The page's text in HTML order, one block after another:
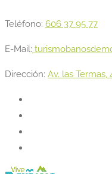
Teléfono: 606 37 95 77
E-Mail:
Dirección: Av. las